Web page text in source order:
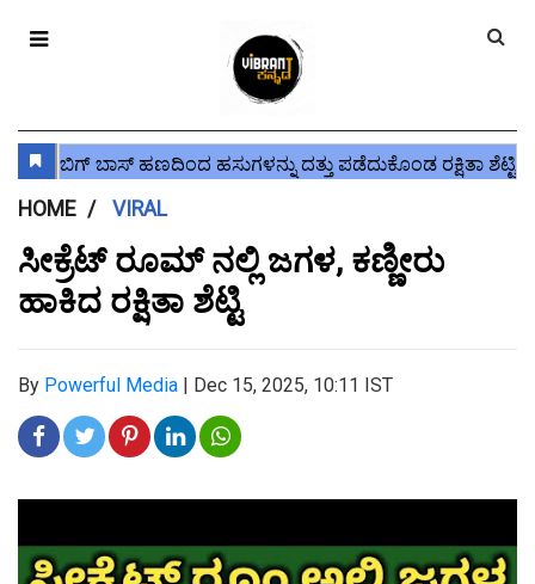
HOME VIRAL
ಸೀಕ್ರೆಟ್ ರೂಮ್ ನಲ್ಲಿ ಜಗಳ, ಕಣ್ಣೀರು
ಹಾಕಿದ ರಕ್ಷಿತಾ ಶೆಟ್ಟಿ
By Powerful Media | Dec 15, 2025, 10:11 IST